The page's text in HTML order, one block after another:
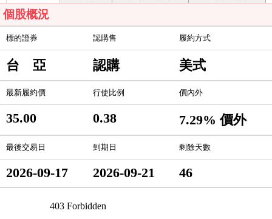
個股概況
標的證券 認購售 履約方式
台 亞 認購 美式
最新履約價 行使比例 價內外
35.00 0.38 7.29% 價外
最後交易日 到期日 剩餘天數
2026-09-17 2026-09-21 46